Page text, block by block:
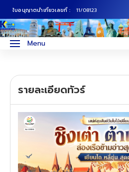
ใบอนุญาตนำเที่ยวเลขที่ : 11/08123
Menu
รายละเอียดทัวร์
ทัวร์ญี่ปุ่น
ทัวร์ยุโรป
ทัวร์สแกนดิเนเวีย
ทัวร์ฮ่องกง
ภาคเหนือ
ภาคอีสาน
ภาคตะวันตก